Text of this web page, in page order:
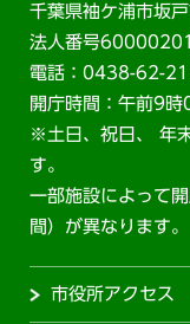
千葉県袖ケ浦市坂
法人番号
電話：0438-62-
開庁時間：午前9
※土日、祝日、 年
す。
一部施設によって
間）が異なります。
市役所アクセス